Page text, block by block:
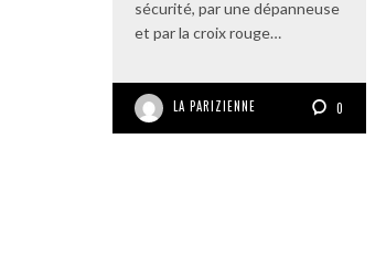
sécurité, par une dépanneuse
et par la croix rouge…
LA PARIZIENNE 0